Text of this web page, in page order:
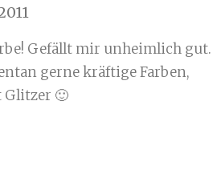
Gefällt mir unheimlich gut.
gerne kräftige Farben,
Glitzer 🙂